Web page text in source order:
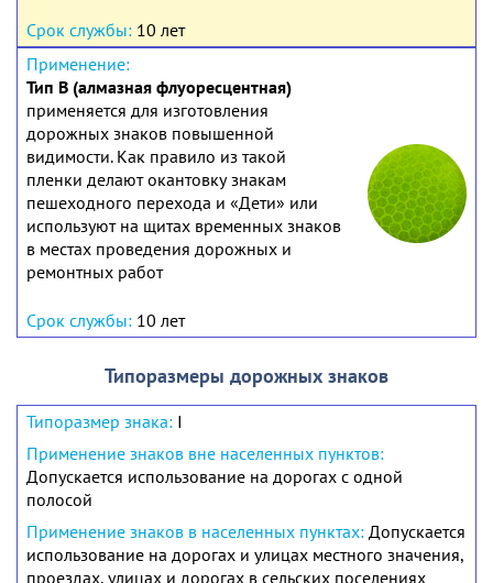
10 лет
Тип В (алмазная флуоресцентная)
применяется для изготовления
дорожных знаков повышенной
видимости. Как правило из такой
пленки делают окантовку знакам
пешеходного перехода и «Дети» или
используют на щитах временных знаков
в местах проведения дорожных и
ремонтных работ
10 лет
Типоразмеры дорожных знаков
I
Допускается использование на дорогах с одной
полосой
Допускается
использование на дорогах и улицах местного значения,
проездах, улицах и дорогах в сельских поселениях